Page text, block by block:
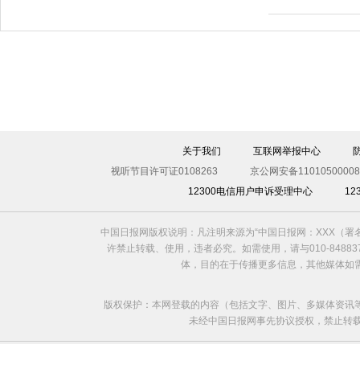
关于我们 互联网举报中心
视听节目许可证0108263
京公网安备
12300电信用户申诉受理中心
中国日报网版权说明：凡注明来源为“中国日报网：XXX（
许禁止转载、使用，违者必究。如需使用，请与010-
体，目的在于传播更多信息，其他媒体
版权保护：本网登载的内容（包括文字、图片、多媒体资
未经中国日报网事先协议授权，禁止转